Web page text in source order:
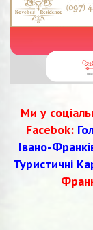
Ми у
Facebok:
Івано-
Туристичні